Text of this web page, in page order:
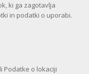
ki ga zagotavlja
in podatki o uporabi.
Podatke o lokaciji